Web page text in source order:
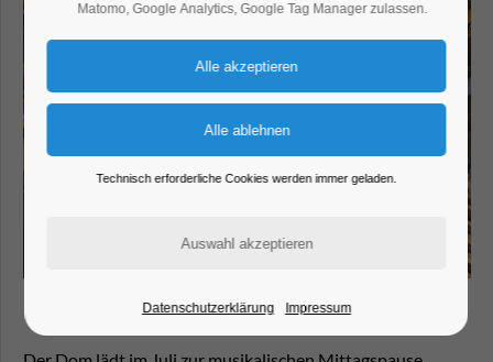
Matomo, Google Analytics, Google Tag Manager zulassen.
Technisch erforderliche Cookies werden immer geladen.
Datenschutzerklärung Impressum